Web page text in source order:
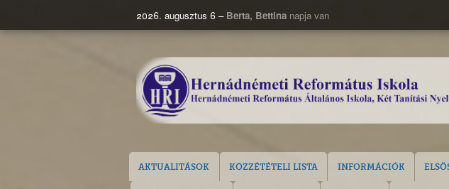
2026. augusztus 6 – Berta, Bettina napja van
AKTUALITÁSOK KÖZZÉTÉTELI LISTA INFORMÁCIÓK